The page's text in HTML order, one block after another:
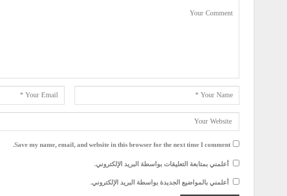
Save my name, email, and website in this browser for the next time I comment.
أعلمني بمتابعة التعليقات بواسطة البريد الإلكتروني.
أعلمني بالمواضيع الجديدة بواسطة البريد الإلكتروني.